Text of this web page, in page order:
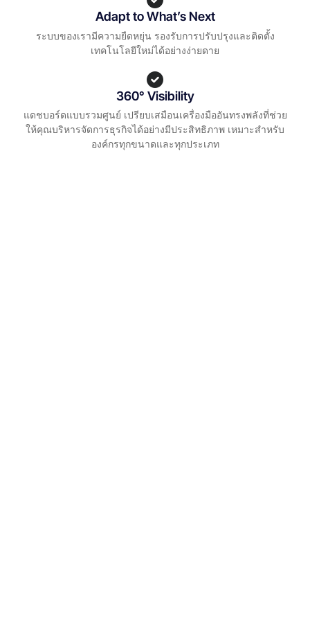
Adapt to What’s Next
ระบบของเรามีความยืดหยุ่น รองรับการปรับปรุงและติดตั้ง
เทคโนโลยีใหม่ได้อย่างง่ายดาย
360° Visibility
แดชบอร์ดแบบรวมศูนย์ เปรียบเสมือนเครื่องมืออันทรงพลังที่ช่วย
ให้คุณบริหารจัดการธุรกิจได้อย่างมีประสิทธิภาพ เหมาะสำหรับ
องค์กรทุกขนาดและทุกประเภท